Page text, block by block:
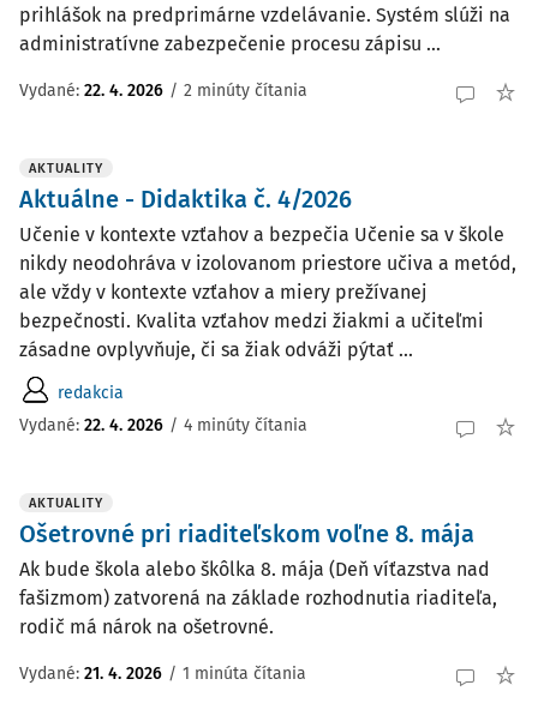
prihlášok na predprimárne vzdelávanie. Systém slúži na
administratívne zabezpečenie procesu zápisu ...
Vydané: 22. 4. 2026 / 2 minúty čítania
AKTUALITY
Aktuálne - Didaktika č. 4/2026
Učenie v kontexte vzťahov a bezpečia Učenie sa v škole
nikdy neodohráva v izolovanom priestore učiva a metód,
ale vždy v kontexte vzťahov a miery prežívanej
bezpečnosti. Kvalita vzťahov medzi žiakmi a učiteľmi
zásadne ovplyvňuje, či sa žiak odváži pýtať ...
redakcia
Vydané: 22. 4. 2026 / 4 minúty čítania
AKTUALITY
Ošetrovné pri riaditeľskom voľne 8. mája
Ak bude škola alebo škôlka 8. mája (Deň víťazstva nad
fašizmom) zatvorená na základe rozhodnutia riaditeľa,
rodič má nárok na ošetrovné.
Vydané: 21. 4. 2026 / 1 minúta čítania